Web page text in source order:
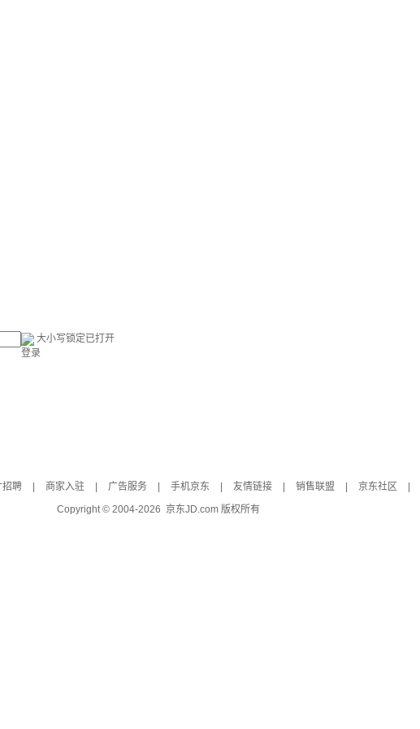
大小写锁定已打开
登录
招聘 商家入驻 广告服务 手机京东 友情链接 销售联盟 京东社区
Copyright © 2004-2026 京东JD.com 版权所有